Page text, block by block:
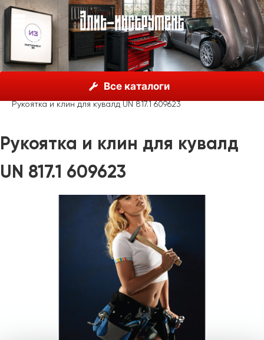
Все каталоги
Unior, Словения
Молотки, пробойники, зубила
Кувалды
Рукоятка и клин для кувалд UN 817.1 609623
Рукоятка и клин для кувалд
UN 817.1 609623